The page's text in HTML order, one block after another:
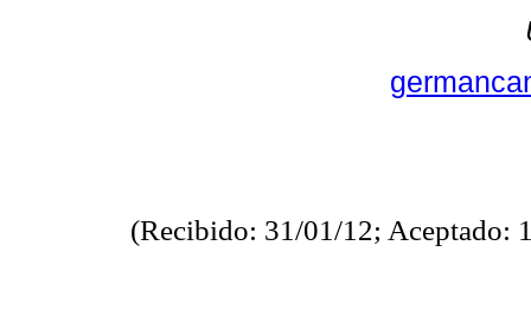
(Recibido: 31/01/12; Aceptado: